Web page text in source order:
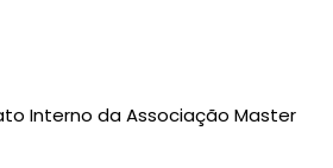
Interno da Associação Master